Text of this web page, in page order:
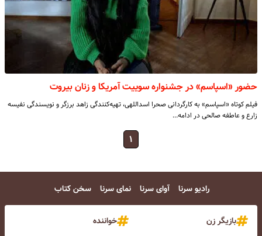
حضور «اسپاسم» در جشنواره سوییت آمریکا و زنان بیروت
فیلم کوتاه «اسپاسم» به کارگردانی صحرا اسداللهی، تهیه‌کنندگی زاهد برزگر و نویسندگی نفیسه
زارع و عاطفه صالحی در ادامه…
۱
رادیو سرنا آوای سرنا نمای سرنا سخن کتاب
بازیگر زن
خواننده